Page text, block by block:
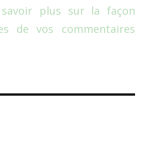
savoir plus sur la façon
de vos commentaires